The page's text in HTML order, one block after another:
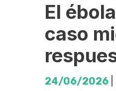
El
caso
24/06/2026